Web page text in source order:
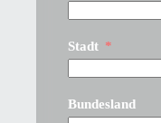
Stadt
Bundesland